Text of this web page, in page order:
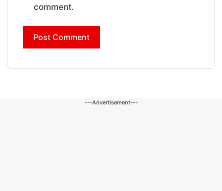
comment.
---Advertisement---